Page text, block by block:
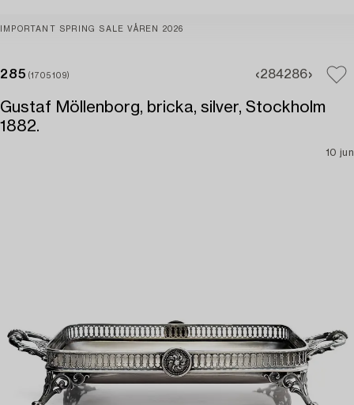
IMPORTANT SPRING SALE VÅREN 2026
285 (1705109) 284286
Gustaf Möllenborg, bricka, silver, Stockholm
1882.
10 jun